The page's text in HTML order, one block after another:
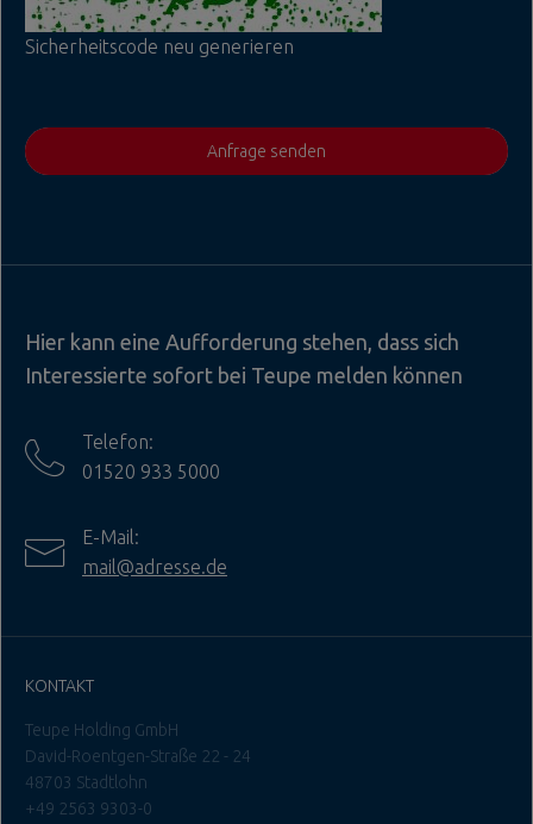
Sicherheitscode neu generieren
Anfrage senden
Hier kann eine Aufforderung stehen, dass sich
Interessierte sofort bei Teupe melden können
Telefon:
01520 933 5000
E-Mail:
mail@adresse.de
KONTAKT
Teupe Holding GmbH
David-Roentgen-Straße 22 - 24
48703 Stadtlohn
+49 2563 9303-0